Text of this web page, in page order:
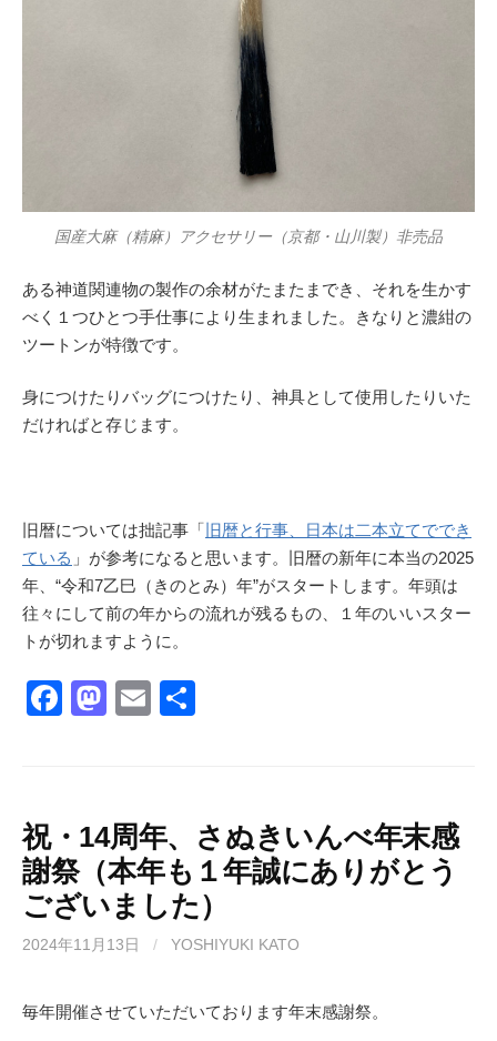
国産大麻（精麻）アクセサリー（京都・山川製）非売品
ある神道関連物の製作の余材がたまたまでき、それを生かす
べく１つひとつ手仕事により生まれました。きなりと濃紺の
ツートンが特徴です。
身につけたりバッグにつけたり、神具として使用したりいた
だければと存じます。
旧暦については拙記事「 旧暦と行事、日本は二本立てででき
ている 」が参考になると思います。旧暦の新年に本当の2025
年、“令和7乙巳（きのとみ）年”がスタートします。年頭は
往々にして前の年からの流れが残るもの、１年のいいスター
トが切れますように。
F
b
o
o
k
M
d
o
n
E
祝・14周年、さぬきいんべ年末感
謝祭（本年も１年誠にありがとう
ございました）
2024年11月13日 / YOSHIYUKI KATO
毎年開催させていただいております年末感謝祭。